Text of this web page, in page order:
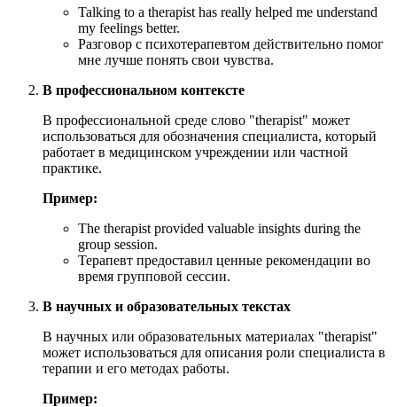
Talking to a therapist has really helped me understand
my feelings better.
Разговор с психотерапевтом действительно помог
мне лучше понять свои чувства.
В профессиональном контексте
В профессиональной среде слово "therapist" может
использоваться для обозначения специалиста, который
работает в медицинском учреждении или частной
практике.
Пример:
The therapist provided valuable insights during the
group session.
Терапевт предоставил ценные рекомендации во
время групповой сессии.
В научных и образовательных текстах
В научных или образовательных материалах "therapist"
может использоваться для описания роли специалиста в
терапии и его методах работы.
Пример: